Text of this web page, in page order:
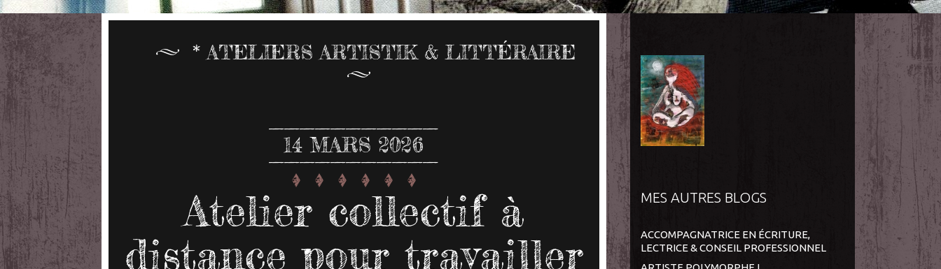
* ATELIERS ARTISTIK & LITTÉRAIRE
14 MARS 2026
Atelier collectif à
distance pour travailler
MES AUTRES BLOGS
ACCOMPAGNATRICE EN ÉCRITURE,
LECTRICE & CONSEIL PROFESSIONNEL